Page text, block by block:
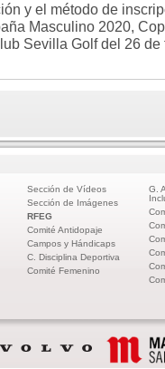
y el método de
Masculino 2020,
Sevilla Golf del 26 de
Sección de Vídeos
Sección de Imágenes
RFEG
Comité Antidopaje
Campos y Hándicaps
C. Disciplina Deportiva
Comité Femenino
G.